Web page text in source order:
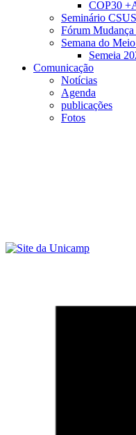
COP30
Seminário CSUS
Fórum
Semana do
Semeia
Comunicação
Notícias
Agenda
publicações
Fotos